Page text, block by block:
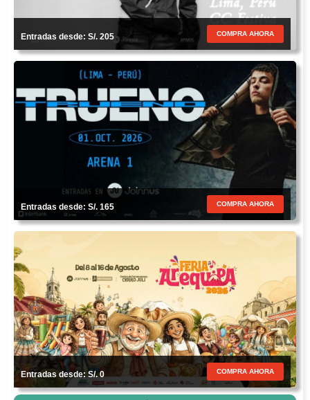
Entradas desde: S/. 205 COMPRA AHORA
Entradas desde: S/. 165 COMPRA AHORA
Entradas desde: S/. 0 COMPRA AHORA